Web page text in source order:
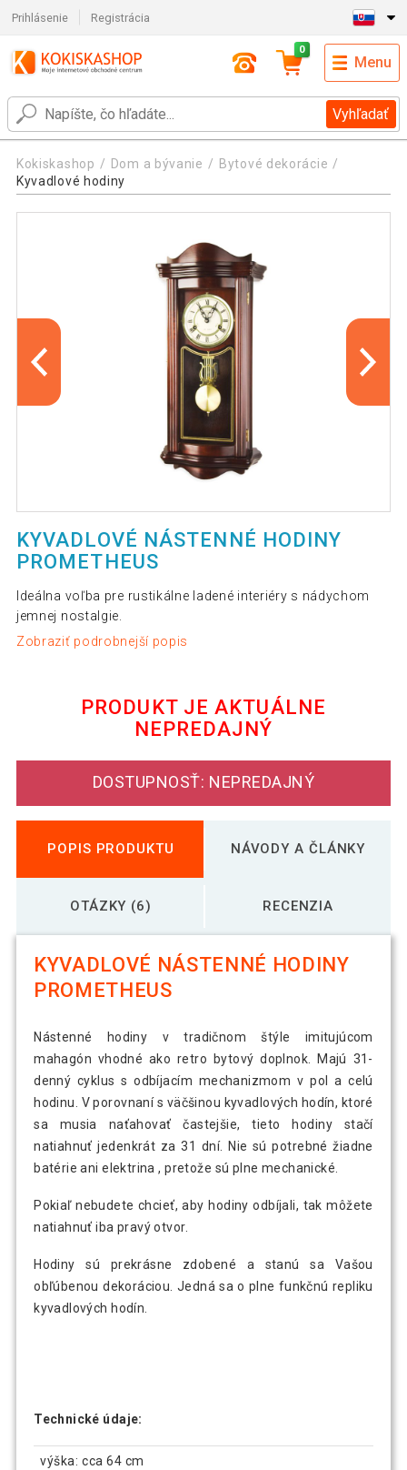
Prihlásenie Registrácia
Vyhľadať
0
Menu
Kokiskashop Dom a bývanie
Bytové dekorácie
Kyvadlové hodiny
KYVADLOVÉ NÁSTENNÉ HODINY
PROMETHEUS
Ideálna voľba pre rustikálne ladené interiéry s nádychom
jemnej nostalgie.
Zobraziť podrobnejší popis
PRODUKT JE AKTUÁLNE
NEPREDAJNÝ
DOSTUPNOSŤ: NEPREDAJNÝ
POPIS PRODUKTU NÁVODY A ČLÁNKY
OTÁZKY (6) RECENZIA
KYVADLOVÉ NÁSTENNÉ HODINY
PROMETHEUS
Nástenné hodiny v tradičnom štýle imitujúcom
mahagón vhodné ako retro bytový doplnok. Majú 31-
denný cyklus s odbíjacím mechanizmom v pol a celú
hodinu. V porovnaní s väčšinou kyvadlových hodín, ktoré
sa musia naťahovať častejšie, tieto hodiny stačí
natiahnuť jedenkrát za 31 dní. Nie sú potrebné žiadne
batérie ani elektrina , pretože sú plne mechanické.
Pokiaľ nebudete chcieť, aby hodiny odbíjali, tak môžete
natiahnuť iba pravý otvor.
Hodiny sú prekrásne zdobené a stanú sa Vašou
obľúbenou dekoráciou. Jedná sa o plne funkčnú repliku
kyvadlových hodín.
Technické údaje:
výška: cca 64 cm